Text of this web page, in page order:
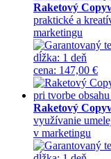
Raketový
praktické a
marketingu
dĺžka: 1 deň
cena: 147,00 €
Raketový
využívanie
v marketingu